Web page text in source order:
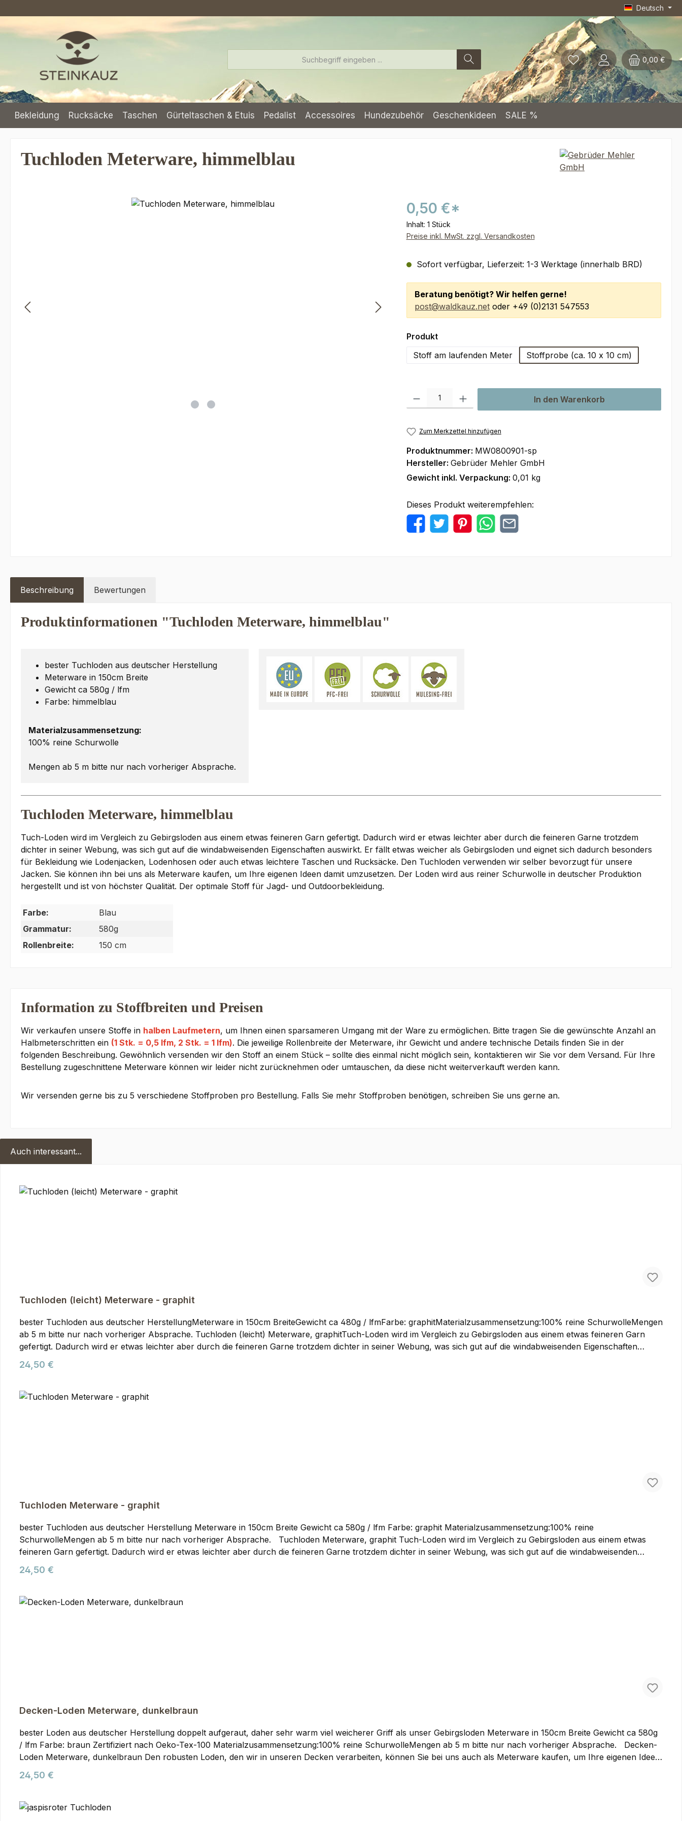
Deutsch
0,00 €
Bekleidung Rucksäcke Taschen Gürteltaschen & Etuis Pedalist Accessoires Hundezubehör Geschenkideen SALE %
Tuchloden Meterware, himmelblau
0,50 €*
Inhalt: 1 Stück
Preise inkl. MwSt. zzgl. Versandkosten
Sofort verfügbar, Lieferzeit: 1-3 Werktage (innerhalb BRD)
Beratung benötigt? Wir helfen gerne!
post@waldkauz.netoder +49 (0)2131 547553
Produktauswählen
Stoff am laufenden Meter
Stoffprobe (ca. 10 x 10 cm)
Produkt Anzahl: Gib den gewünschten Wert ein oder benutze die Schaltflächen
In den Warenkorb
Zum Merkzettel hinzufügen
Produktnummer: MW0800901-sp
Hersteller: Gebrüder Mehler GmbH
Gewicht inkl. Verpackung: 0,01 kg
Dieses Produkt weiterempfehlen:
Beschreibung Bewertungen
Produktinformationen "Tuchloden Meterware, himmelblau"
bester Tuchloden aus deutscher Herstellung
Meterware in 150cm Breite
Gewicht ca 580g / lfm
Farbe: himmelblau
Materialzusammensetzung:
100% reine Schurwolle
Mengen ab 5 m bitte nur nach vorheriger Absprache.
Tuchloden Meterware, himmelblau
Tuch-Loden wird im Vergleich zu Gebirgsloden aus einem etwas feineren Garn gefertigt. Dadurch wird er etwas leichter aber durch die feineren Garne trotzdem
dichter in seiner Webung, was sich gut auf die windabweisenden Eigenschaften auswirkt. Er fällt etwas weicher als Gebirgsloden und eignet sich dadurch besonders
für Bekleidung wie Lodenjacken, Lodenhosen oder auch etwas leichtere Taschen und Rucksäcke. Den Tuchloden verwenden wir selber bevorzugt für unsere
Jacken. Sie können ihn bei uns als Meterware kaufen, um Ihre eigenen Ideen damit umzusetzen. Der Loden wird aus reiner Schurwolle in deutscher Produktion
hergestellt und ist von höchster Qualität. Der optimale Stoff für Jagd- und Outdoorbekleidung.
Farbe:
Blau
Grammatur:
580g
Rollenbreite:
150 cm
Information zu Stoffbreiten und Preisen
Wir verkaufen unsere Stoffe in halben Laufmetern, um Ihnen einen sparsameren Umgang mit der Ware zu ermöglichen. Bitte tragen Sie die gewünschte Anzahl an
Halbmeterschritten ein (1 Stk. = 0,5 lfm, 2 Stk. = 1 lfm). Die jeweilige Rollenbreite der Meterware, ihr Gewicht und andere technische Details finden Sie in der
folgenden Beschreibung. Gewöhnlich versenden wir den Stoff an einem Stück – sollte dies einmal nicht möglich sein, kontaktieren wir Sie vor dem Versand. Für Ihre
Bestellung zugeschnittene Meterware können wir leider nicht zurücknehmen oder umtauschen, da diese nicht weiterverkauft werden kann.
Wir versenden gerne bis zu 5 verschiedene Stoffproben pro Bestellung. Falls Sie mehr Stoffproben benötigen, schreiben Sie uns gerne an.
Auch interessant...
Tuchloden (leicht) Meterware - graphit
bester Tuchloden aus deutscher HerstellungMeterware in 150cm BreiteGewicht ca 480g / lfmFarbe: graphitMaterialzusammensetzung:100% reine SchurwolleMengen
ab 5 m bitte nur nach vorheriger Absprache. Tuchloden (leicht) Meterware, graphitTuch-Loden wird im Vergleich zu Gebirgsloden aus einem etwas feineren Garn
gefertigt. Dadurch wird er etwas leichter aber durch die feineren Garne trotzdem dichter in seiner Webung, was sich gut auf die windabweisenden Eigenschaften
auswirkt. Er fällt etwas weicher als Gebirgsloden und eignet sich dadurch besonders für Bekleidung wie Lodenjacken, Lodenhosen oder auch etwas leichtere Taschen
und Rucksäcke. Den Tuchloden verwenden wir selber bevorzugt für unsere Jacken. Sie können ihn bei uns als Meterware kaufen, um Ihre eigenen Ideen damit
Outdoorbekleidung.
Regulärer Preis:
24,50 €
Tuchloden Meterware - graphit
bester Tuchloden aus deutscher Herstellung Meterware in 150cm Breite Gewicht ca 580g / lfm Farbe: graphit Materialzusammensetzung:100% reine
SchurwolleMengen ab 5 m bitte nur nach vorheriger Absprache. Tuchloden Meterware, graphit Tuch-Loden wird im Vergleich zu Gebirgsloden aus einem etwas
feineren Garn gefertigt. Dadurch wird er etwas leichter aber durch die feineren Garne trotzdem dichter in seiner Webung, was sich gut auf die windabweisenden
Eigenschaften auswirkt. Er fällt etwas weicher als Gebirgsloden und eignet sich dadurch besonders für Bekleidung wie Lodenjacken, Lodenhosen oder auch etwas
leichtere Taschen und Rucksäcke. Den Tuchloden verwenden wir selber bevorzugt für unsere Jacken. Sie können ihn bei uns als Meterware kaufen, um Ihre
Jagd- und Outdoorbekleidung.
Regulärer Preis:
24,50 €
Decken-Loden Meterware, dunkelbraun
bester Loden aus deutscher Herstellung doppelt aufgeraut, daher sehr warm viel weicherer Griff als unser Gebirgsloden Meterware in 150cm Breite Gewicht ca 580g
/ lfm Farbe: braun Zertifiziert nach Oeko-Tex-100 Materialzusammensetzung:100% reine SchurwolleMengen ab 5 m bitte nur nach vorheriger Absprache. Decken-
Loden Meterware, dunkelbraun Den robusten Loden, den wir in unseren Decken verarbeiten, können Sie bei uns auch als Meterware kaufen, um Ihre eigenen Ideen
damit umzusetzen. Der Loden wird in deutscher Produktion hergestellt. Er ist stabil und durch seine doppelt aufgeraute Oberfläche besonders warm. Der optimale
Stoff für Decken und alle Gegenstände, die gute Wärmeeigenschaften mitbringen sollen.
Regulärer Preis:
24,50 €